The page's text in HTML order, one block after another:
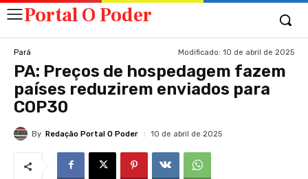
Portal O Poder
Pará Modificado: 10 de abril de 2025
PA: Preços de hospedagem fazem
países reduzirem enviados para
COP30
By Redação Portal O Poder 10 de abril de 2025